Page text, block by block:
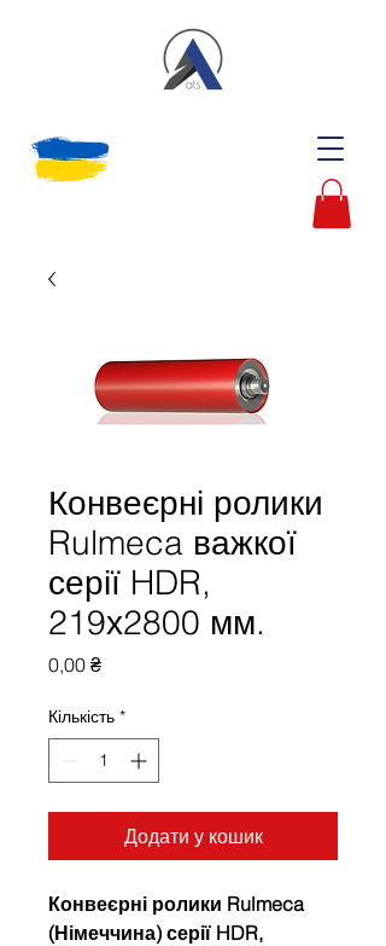
Конвеєрні ролики
Rulmeca важкої
серії HDR,
219х2800 мм.
0,00 ₴Ціна
Кількість *
Додати у кошик
Конвеєрні ролики Rulmeca
(Німеччина) серії HDR,